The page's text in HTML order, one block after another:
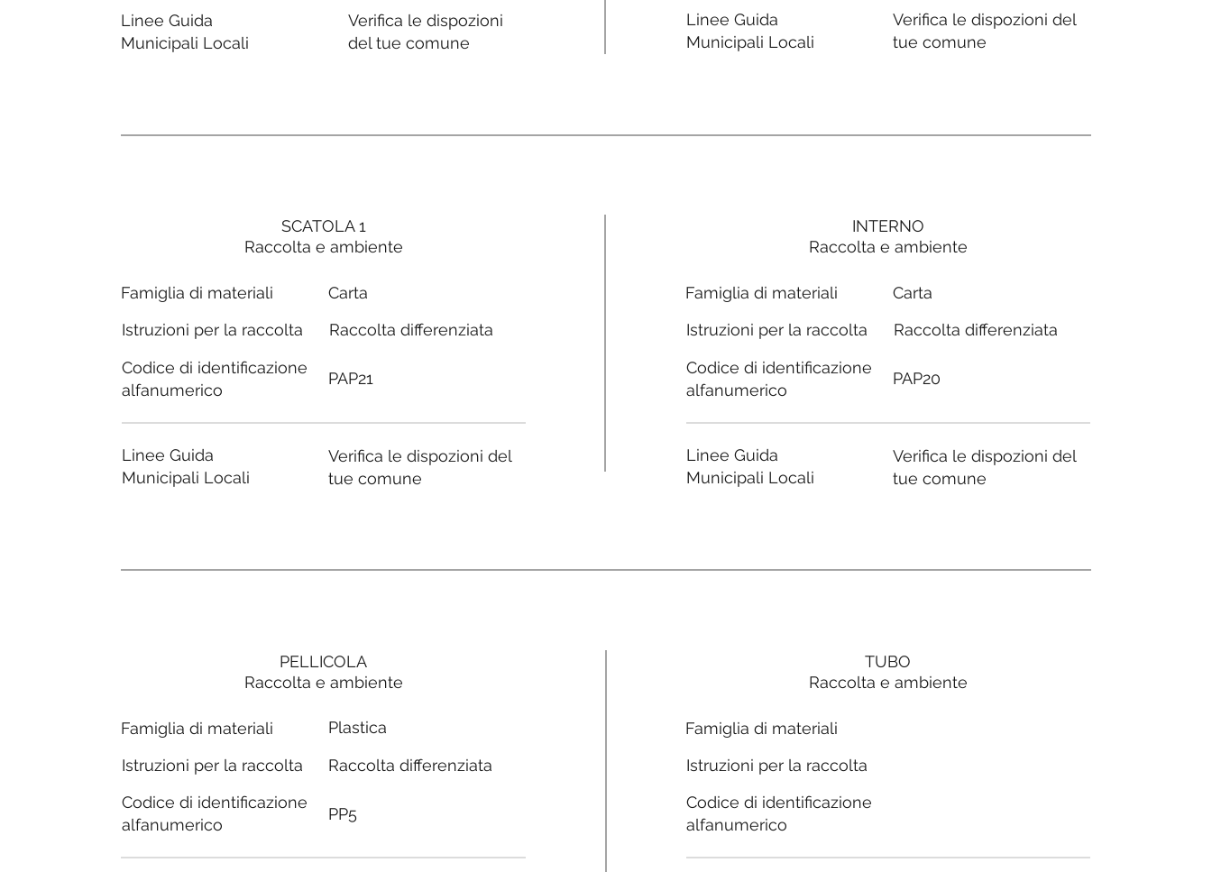
Linee Guida
Municipali Locali
Verifica le dispozioni
del tue comune
SCATOLA 1
Raccolta e ambiente
Famiglia di materiali
Istruzioni per la raccolta
Codice di identificazione
alfanumerico
Linee Guida
Municipali Locali
Carta
Raccolta differenziata
PAP21
Verifica le dispozioni del
tue comune
PELLICOLA
Raccolta e ambiente
Famiglia di materiali
Istruzioni per la raccolta
Codice di identificazione
alfanumerico
Plastica
Raccolta differenziata
PP5
Linee Guida
Municipali Locali
Verifica le dispozioni del
tue comune
INTERNO
Raccolta e ambiente
Famiglia di materiali
Istruzioni per la raccolta
Codice di identificazione
alfanumerico
Linee Guida
Municipali Locali
Carta
Raccolta differenziata
PAP20
Verifica le dispozioni del
tue comune
TUBO
Raccolta e ambiente
Famiglia di materiali
Istruzioni per la raccolta
Codice di identificazione
alfanumerico